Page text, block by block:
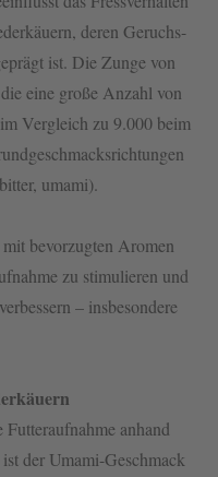
deren Geruchs-
ist. Die Zunge von
eine große Anzahl von
Vergleich zu 9.000 beim
umami).
bevorzugten Aromen
zu stimulieren und
– insbesondere
anhand
der Umami-Geschmack